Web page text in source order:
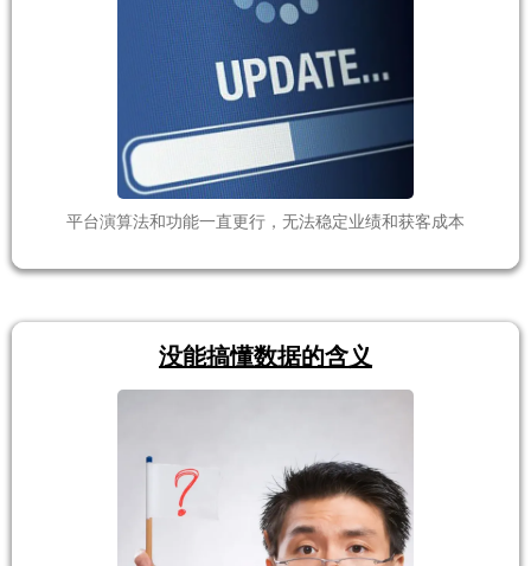
平台演算法和功能一直更行，无法稳定业绩和获客成本
没能搞懂数据的含义